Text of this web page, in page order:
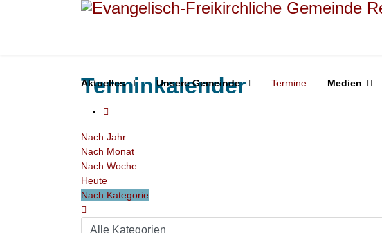
Aktuelles Unsere Gemeinde Termine Medien
Terminkalender
Nach Jahr
Nach Monat
Nach Woche
Heute
Nach Kategorie